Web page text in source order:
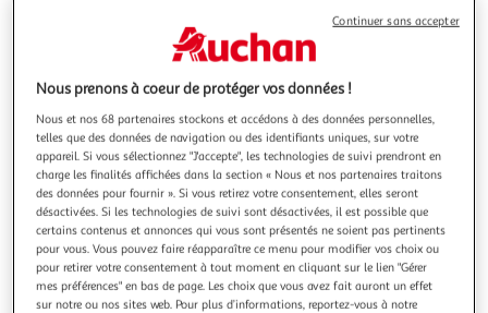
à
5.0 (5)
Nous prenons à coeur de protéger vos données !
Nous et nos 68 partenaires stockons et accédons à des données personnelles,
telles que des données de navigation ou des identifiants uniques, sur votre
appareil. Si vous sélectionnez "J'accepte", les technologies de suivi prendront en
charge les finalités affichées dans la section « Nous et nos partenaires traitons
des données pour fournir ». Si vous retirez votre consentement, elles seront
désactivées. Si les technologies de suivi sont désactivées, il est possible que
certains contenus et annonces qui vous sont présentés ne soient pas pertinents
pour vous. Vous pouvez faire réapparaître ce menu pour modifier vos choix ou
pour retirer votre consentement à tout moment en cliquant sur le lien "Gérer
mes préférences" en bas de page. Les choix que vous avez fait auront un effet
sur notre ou nos sites web. Pour plus d’informations, reportez-vous à notre
Continuer sans accepter